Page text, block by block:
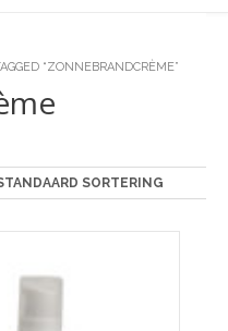
“ZONNEBRANDCRÈME”